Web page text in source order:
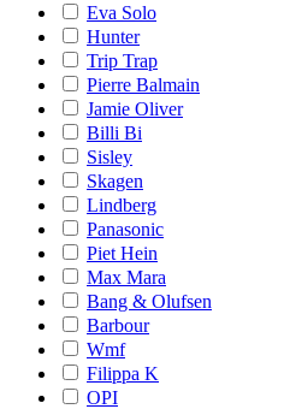
Eva Solo
Hunter
Trip Trap
Pierre Balmain
Jamie Oliver
Billi Bi
Sisley
Skagen
Lindberg
Panasonic
Piet Hein
Max Mara
Bang & Olufsen
Barbour
Wmf
Filippa K
OPI